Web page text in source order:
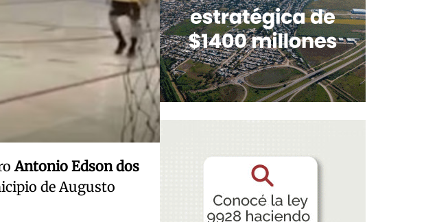
Antonio Edson dos
de Augusto